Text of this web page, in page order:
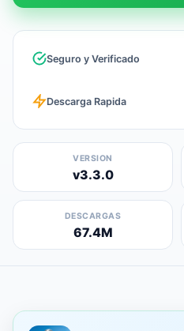
Seguro y Verificado
Descarga Rapida
VERSION
v3.3.0
DESCARGAS
67.4M